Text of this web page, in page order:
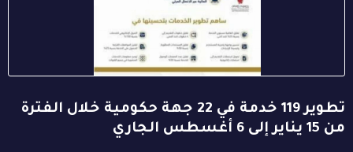
تطوير 119 خدمة في 22 جهة حكومية خلال الفترة
من 15 يناير إلى 6 أغسطس الجاري